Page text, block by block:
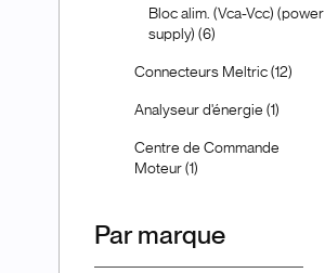
Bloc alim. (Vca-Vcc) (power
supply) (6)
Connecteurs Meltric (12)
Analyseur d'énergie (1)
Centre de Commande
Moteur (1)
Par marque